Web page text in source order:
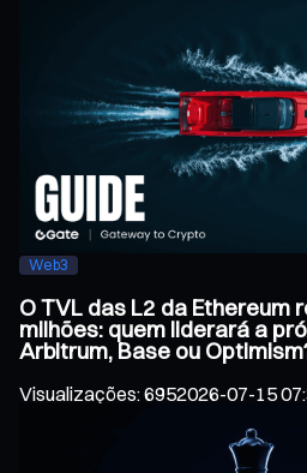
Web3
O TVL das L2 da Ethereum
milhões: quem liderará a
Arbitrum, Base ou
Visualizações:6952026-07-15